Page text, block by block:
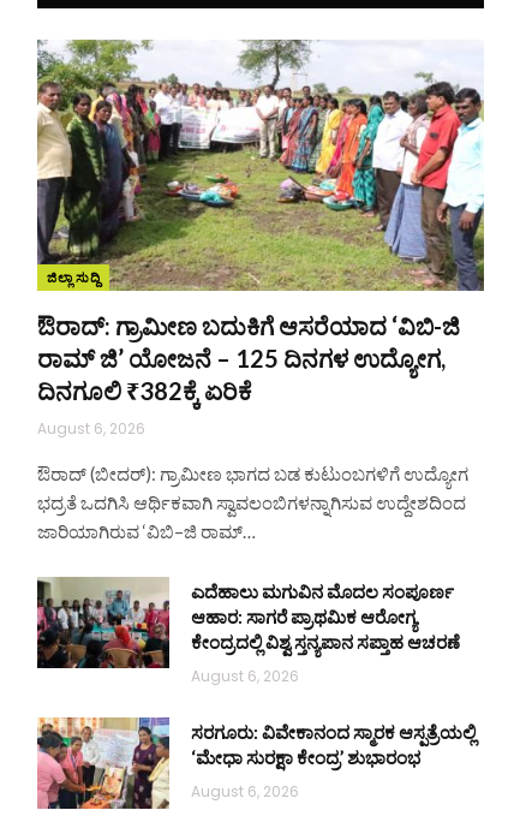
ಜಿಲ್ಲಾ ಸುದ್ದಿ
ಔರಾದ್: ಗ್ರಾಮೀಣ ಬದುಕಿಗೆ ಆಸರೆಯಾದ ‘ವಿಬಿ-ಜಿ
ರಾಮ್ ಜಿ’ ಯೋಜನೆ – 125 ದಿನಗಳ ಉದ್ಯೋಗ,
ದಿನಗೂಲಿ ₹382ಕ್ಕೆ ಏರಿಕೆ
August 6, 2026
ಔರಾದ್ (ಬೀದರ್): ಗ್ರಾಮೀಣ ಭಾಗದ ಬಡ ಕುಟುಂಬಗಳಿಗೆ ಉದ್ಯೋಗ
ಭದ್ರತೆ ಒದಗಿಸಿ ಆರ್ಥಿಕವಾಗಿ ಸ್ವಾವಲಂಬಿಗಳನ್ನಾಗಿಸುವ ಉದ್ದೇಶದಿಂದ
ಜಾರಿಯಾಗಿರುವ ‘ವಿಬಿ–ಜಿ ರಾಮ್…
ಎದೆಹಾಲು ಮಗುವಿನ ಮೊದಲ ಸಂಪೂರ್ಣ
ಆಹಾರ: ಸಾಗರೆ ಪ್ರಾಥಮಿಕ ಆರೋಗ್ಯ
ಕೇಂದ್ರದಲ್ಲಿ ವಿಶ್ವ ಸ್ತನ್ಯಪಾನ ಸಪ್ತಾಹ ಆಚರಣೆ
August 6, 2026
ಸರಗೂರು: ವಿವೇಕಾನಂದ ಸ್ಮಾರಕ ಆಸ್ಪತ್ರೆಯಲ್ಲಿ
‘ಮೇಧಾ ಸುರಕ್ಷಾ ಕೇಂದ್ರ’ ಶುಭಾರಂಭ
August 6, 2026